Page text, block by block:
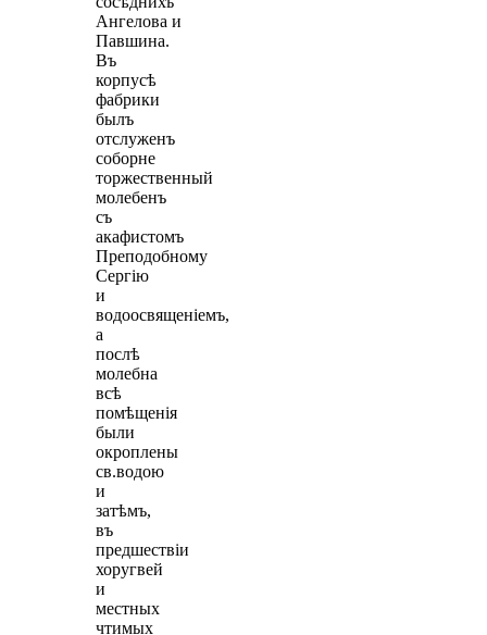
Ангелова и
Павшина.
Въ
корпусѣ
фабрики
былъ
отслуженъ
соборне
торжественный
молебенъ
съ
акафистомъ
Преподобному
Сергiю
и
водоосвященiемъ,
а
послѣ
молебна
всѣ
помѣщенiя
были
окроплены
св.водою
и
затѣмъ,
въ
предшествiи
хоругвей
и
местных
чтимых